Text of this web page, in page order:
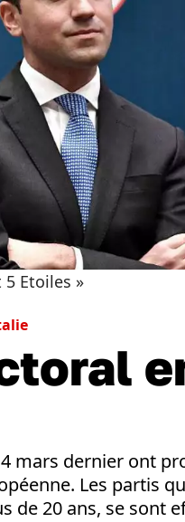
Etoiles »
mars dernier ont
Les partis
de 20 ans, se sont